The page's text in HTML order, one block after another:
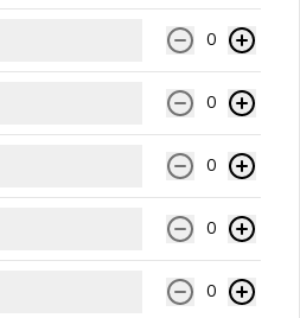
$10.990
0
0
0
0
0